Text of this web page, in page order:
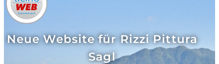
Neue Website für Rizzi Pittura
Sagl